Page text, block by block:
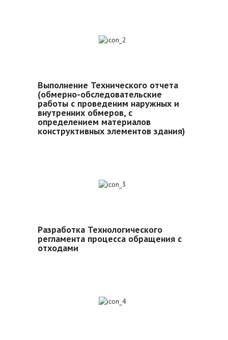
Выполнение Технического отчета
(обмерно-обследовательские
работы с проведеним наружных и
внутренних обмеров, с
определением материалов
конструктивных элементов здания)
Разработка Технологического
регламента процесса обращения с
отходами